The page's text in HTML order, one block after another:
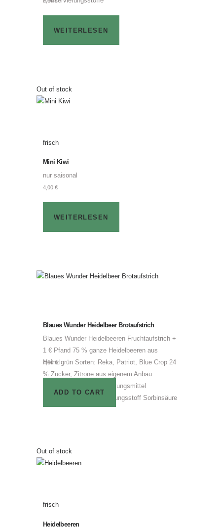
WEITERLESEN
Out of stock
frisch
Mini Kiwi
nur saisonal
4,00 €
WEITERLESEN
Blaues Wunder Heidelbeer Brotaufstrich
Blaues Wunder Heidelbeeren Fruchtaufstrich +
1 € Pfand 75 % ganze Heidelbeeren aus
Heinzlgrün Sorten: Reka, Patriot, Blue Crop 24
% Zucker, Zitrone aus eigenem Anbau
Geliermittel Pektin, Säuerungsmittel
Zitronensäure Konservierungsstoff Sorbinsäure
4,00€
ADD TO CART
Out of stock
frisch
Heidelbeeren